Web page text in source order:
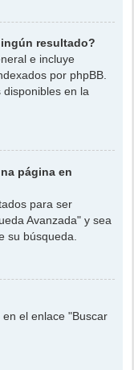
resultado?
e incluye
por phpBB.
en la
página en
para ser
Avanzada" y sea
su búsqueda.
el enlace "Buscar